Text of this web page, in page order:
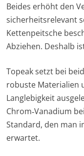
Beides erhöht den
sicherheitsrelevant
Kettenpeitsche
Abziehen. Deshalb
Topeak setzt bei
robuste Materialien
Langlebigkeit
Chrom‑Vanadium
Standard, den man
erwartet.